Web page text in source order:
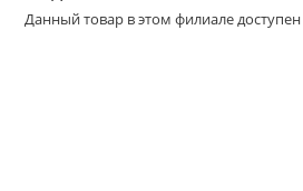
Данный товар в этом филиале